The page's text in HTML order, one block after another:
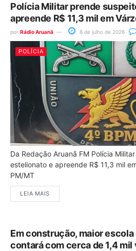
Polícia Militar prende
apreende R$ 11,3 mil em
por Rádio Aruanã 8 de julho de 2026
POLÍCIA
Da Redação Aruanã FM Polícia
estelionato e apreende R$ 11,3 mil
PM/MT
LEIA MAIS
Em construção, maior escola
contará com cerca de 1,4 mil